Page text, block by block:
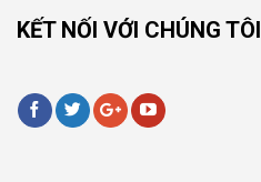
KẾT NỐI VỚI CHÚNG TÔI